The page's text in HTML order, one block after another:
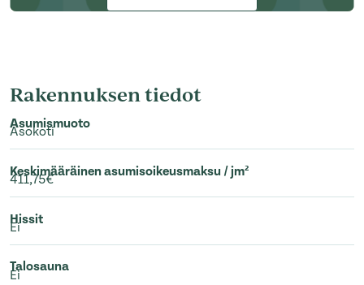
Rakennuksen tiedot
Asumismuoto
Asokoti
Keskimääräinen asumisoikeusmaksu / jm²
411,75€
Hissit
Ei
Talosauna
Ei